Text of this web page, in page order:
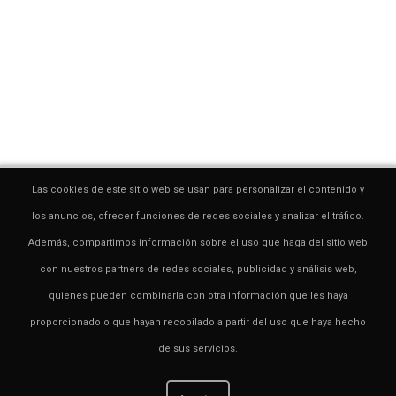
Las cookies de este sitio web se usan para personalizar el contenido y
los anuncios, ofrecer funciones de redes sociales y analizar el tráfico.
Además, compartimos información sobre el uso que haga del sitio web
con nuestros partners de redes sociales, publicidad y análisis web,
quienes pueden combinarla con otra información que les haya
proporcionado o que hayan recopilado a partir del uso que haya hecho
de sus servicios.